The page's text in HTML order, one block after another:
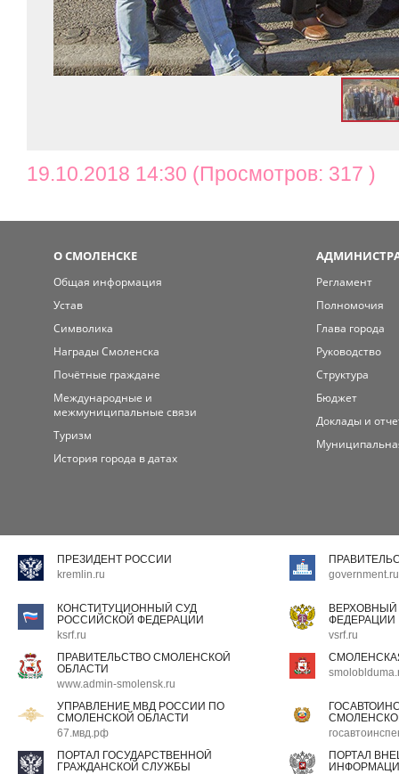
19.10.2018 14:30 (Просмотров: 317 )
О СМОЛЕНСКЕ
Общая информация
Устав
Символика
Награды Смоленска
Почётные граждане
Международные и
межмуниципальные связи
Туризм
История города в датах
Регламент
Полномочия
Глава города
Руководство
Структура
Бюджет
Доклады и
ПРЕЗИДЕНТ РОССИИ
kremlin.ru
government.ru
КОНСТИТУЦИОННЫЙ СУД
РОССИЙСКОЙ ФЕДЕРАЦИИ
ksrf.ru
ФЕДЕРАЦИИ
vsrf.ru
ПРАВИТЕЛЬСТВО СМОЛЕНСКОЙ
ОБЛАСТИ
www.admin-smolensk.ru
УПРАВЛЕНИЕ МВД РОССИИ ПО
СМОЛЕНСКОЙ ОБЛАСТИ
67.мвд.рф
ПОРТАЛ ГОСУДАРСТВЕННОЙ
ГРАЖДАНСКОЙ СЛУЖБЫ
ПОРТАЛ